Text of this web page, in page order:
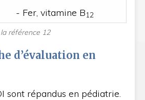
- Fer, vitamine B12
référence 12
d’évaluation en
sont répandus en pédiatrie.